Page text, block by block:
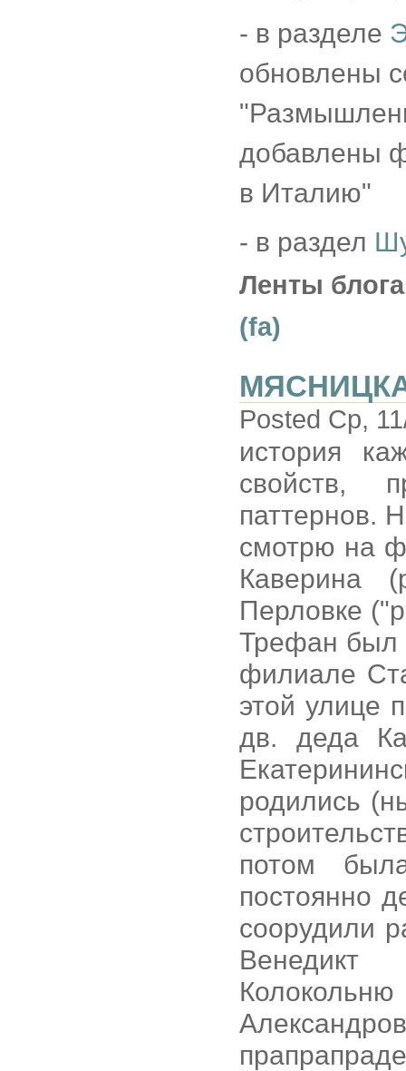
- в разделе
обновлены
добавлены
в Италию"
- в раздел
Ленты
(fa)
Posted Ср,
история
свойств,
паттернов.
смотрю на
Каверина
Перловке
Трефан был
филиале
этой улице
дв. деда
родились
потом
постоянно
соорудили
Венедикт